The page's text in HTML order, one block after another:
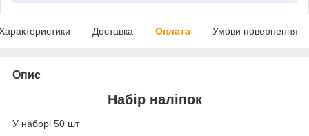
Доставка Оплата Умови повернення
Опис
Набір наліпок
У наборі 50 шт